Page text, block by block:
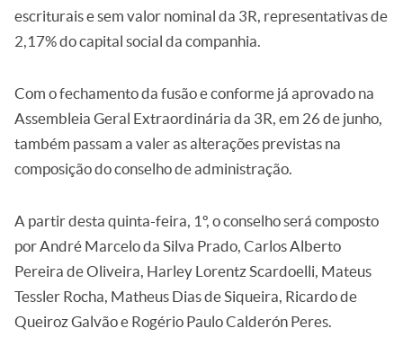
escriturais e sem valor nominal da 3R, representativas de
2,17% do capital social da companhia.
Com o fechamento da fusão e conforme já aprovado na
Assembleia Geral Extraordinária da 3R, em 26 de junho,
também passam a valer as alterações previstas na
composição do conselho de administração.
A partir desta quinta-feira, 1º, o conselho será composto
por André Marcelo da Silva Prado, Carlos Alberto
Pereira de Oliveira, Harley Lorentz Scardoelli, Mateus
Tessler Rocha, Matheus Dias de Siqueira, Ricardo de
Queiroz Galvão e Rogério Paulo Calderón Peres.